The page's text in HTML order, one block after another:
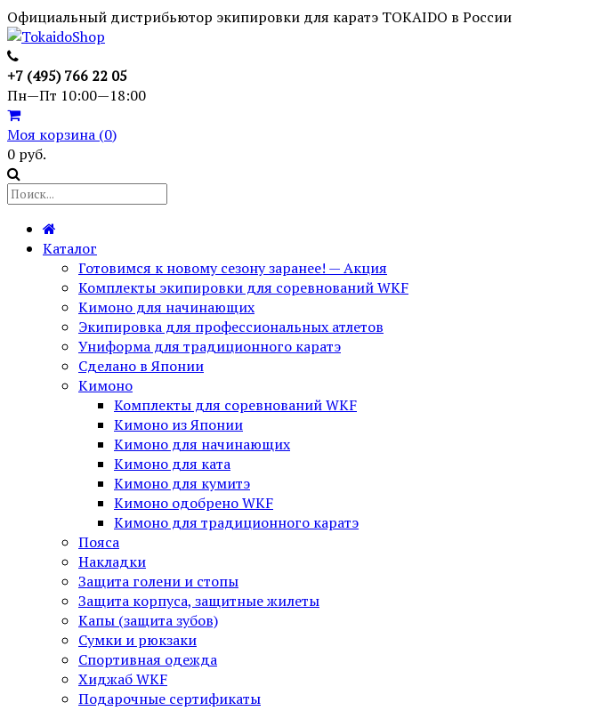
Официальный дистрибьютор экипировки для каратэ TOKAIDO в России
+7 (495) 766 22 05
Пн—Пт 10:00—18:00
Моя корзина (0)
0 руб.
Каталог
Готовимся к новому сезону заранее! — Акция
Комплекты экипировки для соревнований WKF
Кимоно для начинающих
Экипировка для профессиональных атлетов
Униформа для традиционного каратэ
Сделано в Японии
Кимоно
Комплекты для соревнований WKF
Кимоно из Японии
Кимоно для начинающих
Кимоно для ката
Кимоно для кумитэ
Кимоно одобрено WKF
Кимоно для традиционного каратэ
Пояса
Накладки
Защита голени и стопы
Защита корпуса, защитные жилеты
Капы (защита зубов)
Сумки и рюкзаки
Спортивная одежда
Хиджаб WKF
Подарочные сертификаты